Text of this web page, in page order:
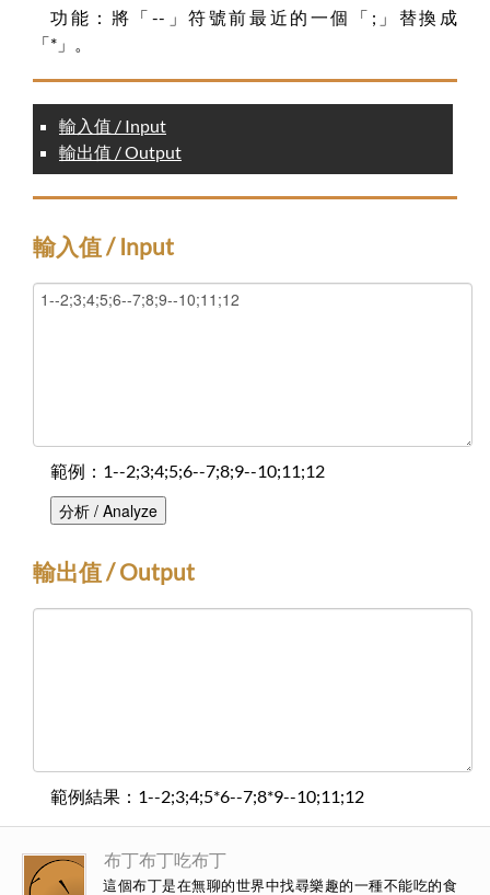
功能：將「--」符號前最近的一個「;」替換成
「*」。
輸入值 / Input
輸出值 / Output
輸入值 / Input
範例：1--2;3;4;5;6--7;8;9--10;11;12
分析 / Analyze
輸出值 / Output
範例結果：1--2;3;4;5*6--7;8*9--10;11;12
布丁布丁吃布丁
這個布丁是在無聊的世界中找尋樂趣的一種不能吃的食